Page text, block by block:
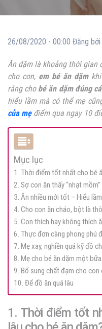
26/08/2020 - 00:00 Đăng bởi
Ăn dặm là khoảng thời gian
cho con,em bé ăn dặmkhi
rằng cho bé ăn dặm đúng
hiểu lầm mà có thể mẹ
của mẹđiểm qua ngay 10
Mục lục
1. Thời điểm tốt nhất cho bé
2. Sợ con ăn thấy “nhạt mồm”
3. Ăn nhiều mới tốt – Hiểu
4. Cho con ăn cháo, bột là
5. Con thích hay không thích
6. Thực đơn càng phong phú
7. Mẹ xay, nghiền quá kỹ đồ
8. Mẹ cho bé ăn dặm một
9. Bổ sung chất đạm cho
10. Để đồ ăn quá lâu
1. Thời điểm tốt